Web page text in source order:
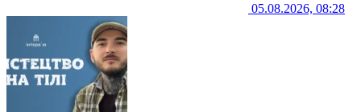
05.08.2026, 08:28